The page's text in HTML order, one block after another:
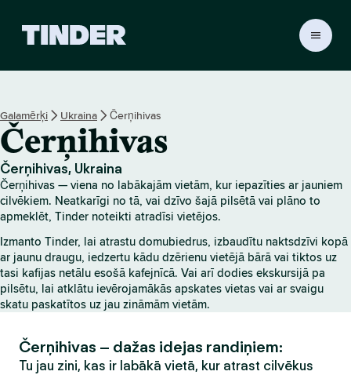
r
ā
u
m
l
p
a
Galamērķi Ukraina Čerņihivas
Čerņihivas
Čerņihivas, Ukraina
Čerņihivas — viena no labākajām vietām, kur iepazīties ar jauniem
cilvēkiem. Neatkarīgi no tā, vai dzīvo šajā pilsētā vai plāno to
apmeklēt, Tinder noteikti atradīsi vietējos.
Izmanto Tinder, lai atrastu domubiedrus, izbaudītu naktsdzīvi kopā
ar jaunu draugu, iedzertu kādu dzērienu vietējā bārā vai tiktos uz
tasi kafijas netālu esošā kafejnīcā. Vai arī dodies ekskursijā pa
pilsētu, lai atklātu ievērojamākās apskates vietas vai ar svaigu
skatu paskatītos uz jau zināmām vietām.
Čerņihivas – dažas idejas randiņiem:
Tu jau zini, kas ir labākā vietā, kur atrast cilvēkus